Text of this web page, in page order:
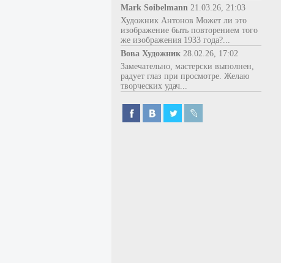
Mark Soibelmann 21.03.26, 21:03
Художник Антонов Может ли это
изображение быть повторением того
же изображения 1933 года?...
Вова Художник 28.02.26, 17:02
Замечательно, мастерски выполнен,
радует глаз при просмотре. Желаю
творческих удач...